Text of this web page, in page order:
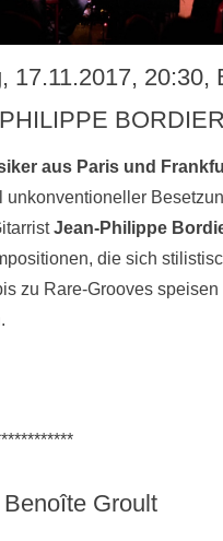
17.11.2017,
aus Paris und
unkonventioneller
Jean-Philippe
die sich
zu Rare-Grooves
Groult